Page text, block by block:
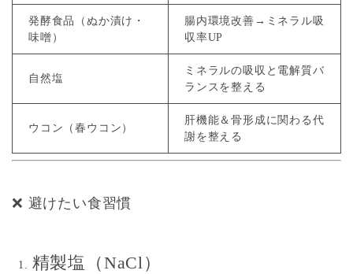
発酵食品（ぬか漬け・
味噌）
腸内環境改善→ミネラル吸
収率UP
自然塩
ミネラルの吸収と電解質バ
ランスを整える
ウコン（春ウコン）
肝機能＆骨形成に関わる代
謝を整える
❌ 避けたい食習慣
精製塩（NaCl）